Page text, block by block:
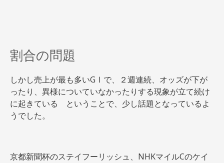
割合の問題
しかし売上が最も多いGⅠで、２週連続、オッズが下が
ったり、異様についていなかったりする現象が立て続け
に起きている ということで、少し話題となっているよ
うでした。
京都新聞杯のステイフーリッシュ、NHKマイルCのケイ